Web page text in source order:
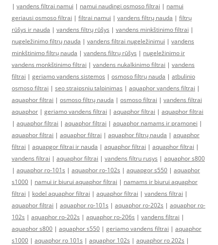
| vandens filtrai namui | namui naudingi osmoso filtrai | namui
geriausi osmoso filtrai | filtrai namui | vandens filtrų nauda | filtrų
rūšys ir nauda | vandens filtrų rūšys | vandens minkštinimo filtrai |
nugeležinimo filtrų nauda | vandens filtrai nugeležinimui | vandens
minkštinimo filtrų nauda | vandens filtrų rūšys | nugeležinimo ir
vandens monkštinimo filtrai | vandens nukalkinimo filtrai | vandens
filtrai | geriamo vandens sistemos | osmoso filtrų nauda | atbulinio
osmoso filtrai | seo straipsniu talpinimas | aquaphor vandens filtrai |
aquaphor filtrai | osmoso filtrų nauda | osmoso filtrai | vandens filtrai
aquaphor | geriamo vandens filtrai | aquaphor filtrai | aquaphor filtrai
| aquaphor filtrai | aquaphor filtrai | aquaphor namams ir pramonei |
aquaphor filtrai | aquaphor filtrai | aquaphor filtrų nauda | aquaphor
filtrai | aquapgor filtrai ir nauda | aquaphor filtrai | aquaphor filtrai |
vandens filtrai | aquaphor filtrai | vandens filtru rusys | aquaphor s800
| aquaphor ro-101s | aquaphor ro-102s | aquapgor s550 | aquaphor
s1000 | namui ir biurui aquaphor filtrai | namams ir biurui aquaphor
filtrai | kodel aquaphor filtrai | aquaphor filtrai | vandens filtrai |
aquaphor filtrai | aquaphor ro-101s | aquaphor ro-202s | aquaphor ro-
102s | aquaphor ro-202s | aquaphor ro-206s | vandens filtrai |
aquaphor s800 | aquaphor s550 | geriamo vandens filtrai | aquaphor
s1000 | aquaphor ro 101s | aquaphor 102s | aquaphor ro 202s |